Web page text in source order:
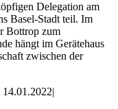
Delegation am
Basel-Stadt teil. Im
Bottrop zum
hängt im Gerätehaus
zwischen der
14.01.2022|